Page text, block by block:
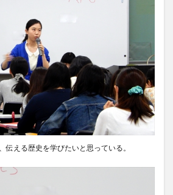
伝える歴史を学びたいと思っている。